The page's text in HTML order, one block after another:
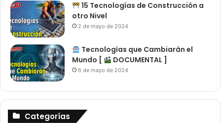
15 Tecnologías de Construcción a
otro Nivel
2 de mayo de 2024
Tecnologías que Cambiarán el
Mundo [
DOCUMENTAL ]
6 de mayo de 2024
Categorías